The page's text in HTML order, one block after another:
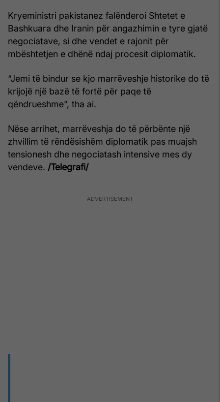
Kryeministri pakistanez falënderoi Shtetet e
Bashkuara dhe Iranin për angazhimin e tyre gjatë
negociatave, si dhe vendet e rajonit për
mbështetjen e dhënë ndaj procesit diplomatik.
“Jemi të bindur se kjo marrëveshje historike do të
krijojë një bazë të fortë për paqe të
qëndrueshme”, tha ai.
Nëse arrihet, marrëveshja do të përbënte një
zhvillim të rëndësishëm diplomatik pas muajsh
tensionesh dhe negociatash intensive mes dy
vendeve. /Telegrafi/